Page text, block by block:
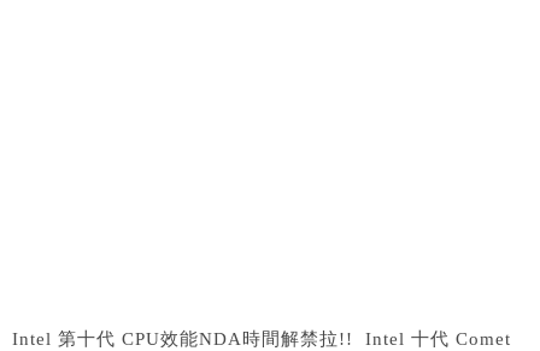
Intel 第十代 CPU效能NDA時間解禁拉!! Intel 十代 Comet